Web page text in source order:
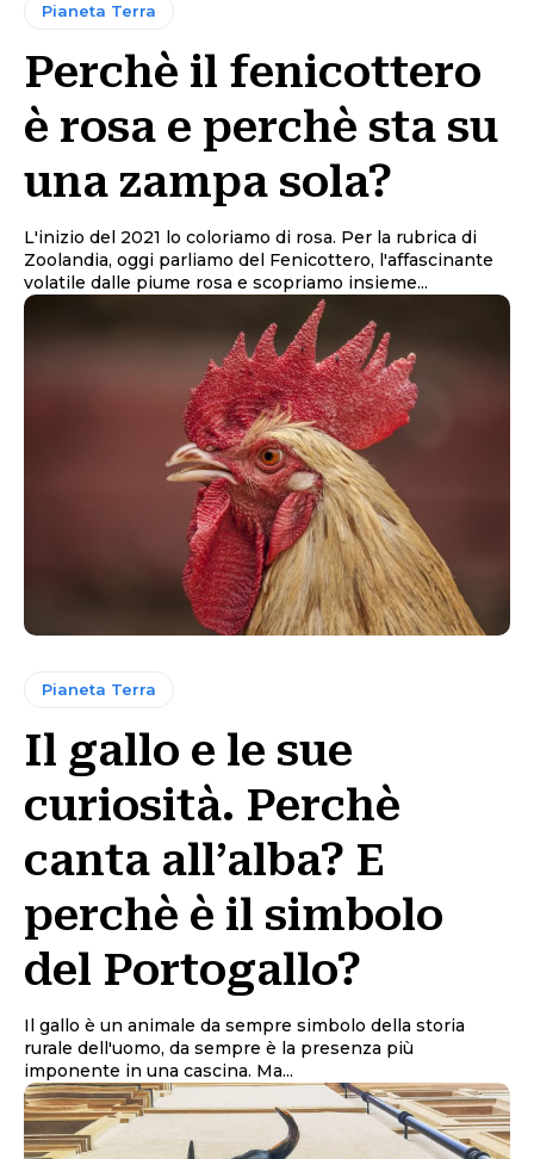
Pianeta Terra
Perchè il fenicottero
è rosa e perchè sta su
una zampa sola?
L'inizio del 2021 lo coloriamo di rosa. Per la rubrica di
Zoolandia, oggi parliamo del Fenicottero, l'affascinante
volatile dalle piume rosa e scopriamo insieme...
Pianeta Terra
Il gallo e le sue
curiosità. Perchè
canta all’alba? E
perchè è il simbolo
del Portogallo?
Il gallo è un animale da sempre simbolo della storia
rurale dell'uomo, da sempre è la presenza più
imponente in una cascina. Ma...